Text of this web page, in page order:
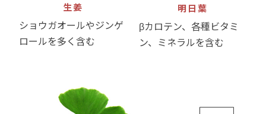
生姜
ショウガオールやジンゲ
ロールを多く含む
明日葉
βカロテン、各種ビタミ
ン、ミネラルを含む